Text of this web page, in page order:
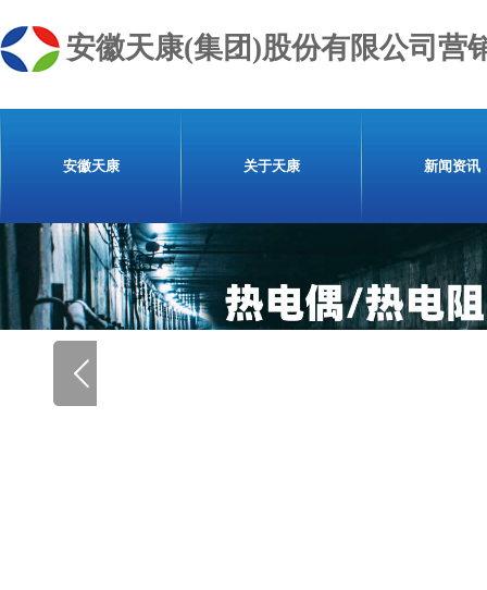
安徽天康(集团)股份有限公司营
安徽天康 关于天康 新闻资讯